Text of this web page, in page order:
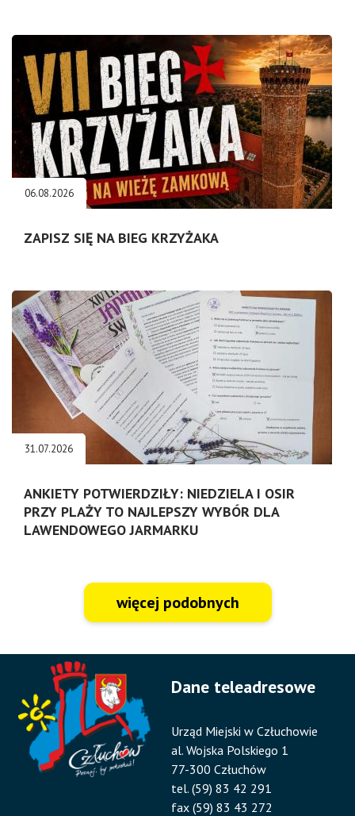
06.08.2026
ZAPISZ SIĘ NA BIEG KRZYŻAKA
31.07.2026
ANKIETY POTWIERDZIŁY: NIEDZIELA I OSIR
PRZY PLAŻY TO NAJLEPSZY WYBÓR DLA
LAWENDOWEGO JARMARKU
więcej podobnych
Dane teleadresowe
Urząd Miejski w Człuchowie
al. Wojska Polskiego 1
77-300 Człuchów
tel. (59) 83 42 291
fax (59) 83 43 272